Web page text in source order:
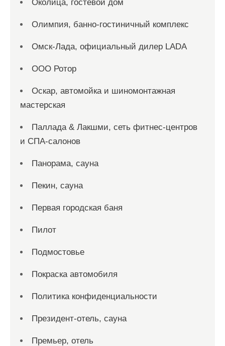
Околица, гостевой дом
Олимпия, банно-гостиничный комплекс
Омск-Лада, официальный дилер LADA
ООО Ротор
Оскар, автомойка и шиномонтажная
мастерская
Паллада & Лакшми, сеть фитнес-центров
и СПА-салонов
Панорама, сауна
Пекин, сауна
Первая городская баня
Пилот
Подмостовье
Покраска автомобиля
Политика конфиденциальности
Президент-отель, сауна
Премьер, отель